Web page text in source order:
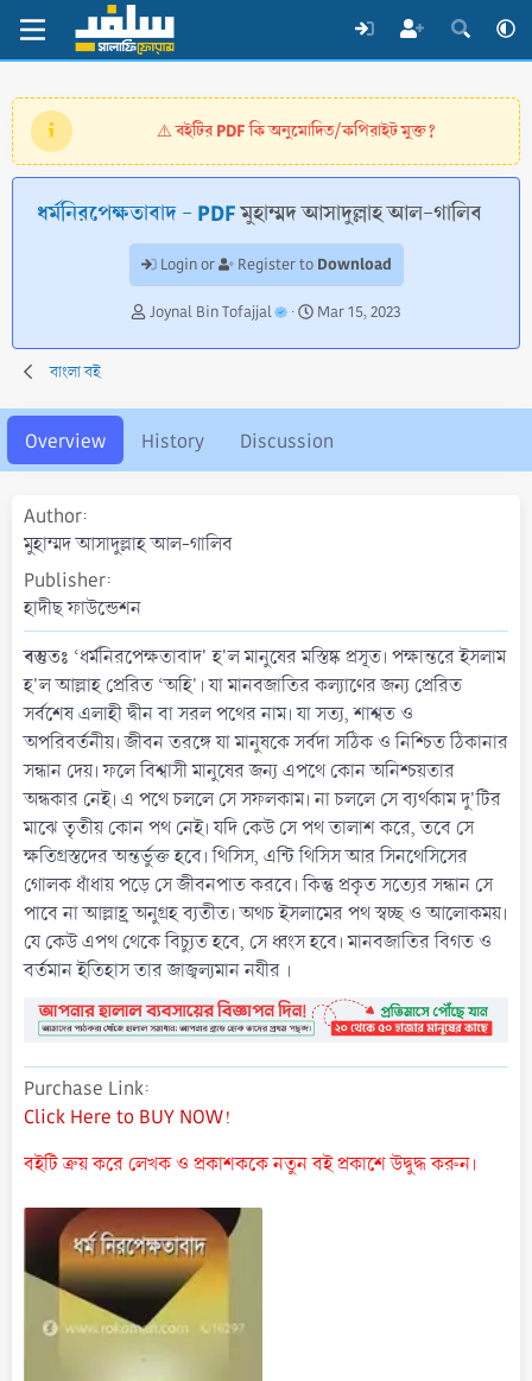
⚠️বইটির PDF কি অনুমোদিত/কপিরাইট মুক্ত?
ধর্মনিরপেক্ষতাবাদ - PDFমুহাম্মদ আসাদুল্লাহ আল-গালিব
Login or Register to Download
A
t
Joynal Bin Tofajjal
C
e
o
n
Mar 15, 2023
বাংলা বই
Overview History Discussion
Author
মুহাম্মদ আসাদুল্লাহ আল-গালিব
Publisher
হাদীছ ফাউন্ডেশন
বস্তুতঃ ‘ধর্মনিরপেক্ষতাবাদ' হ'ল মানুষের মস্তিষ্ক প্রসূত। পক্ষান্তরে ইসলাম
হ'ল আল্লাহ প্রেরিত ‘অহি'। যা মানবজাতির কল্যাণের জন্য প্রেরিত
সর্বশেষ এলাহী দ্বীন বা সরল পথের নাম। যা সত্য, শাশ্বত ও
অপরিবর্তনীয়। জীবন তরঙ্গে যা মানুষকে সর্বদা সঠিক ও নিশ্চিত ঠিকানার
সন্ধান দেয়। ফলে বিশ্বাসী মানুষের জন্য এপথে কোন অনিশ্চয়তার
অন্ধকার নেই। এ পথে চললে সে সফলকাম। না চললে সে ব্যর্থকাম দু'টির
মাঝে তৃতীয় কোন পথ নেই। যদি কেউ সে পথ তালাশ করে, তবে সে
ক্ষতিগ্রস্তদের অন্তর্ভুক্ত হবে। থিসিস, এন্টি থিসিস আর সিনথেসিসের
গোলক ধাঁধায় পড়ে সে জীবনপাত করবে। কিন্তু প্রকৃত সত্যের সন্ধান সে
পাবে না আল্লাহ্র অনুগ্রহ ব্যতীত। অথচ ইসলামের পথ স্বচ্ছ ও আলোকময়।
যে কেউ এপথ থেকে বিচ্যুত হবে, সে ধ্বংস হবে। মানবজাতির বিগত ও
বর্তমান ইতিহাস তার জাজ্বল্যমান নযীর ।
Purchase Link
Click Here to BUY NOW!
বইটি ক্রয় করে লেখক ও প্রকাশককে নতুন বই প্রকাশে উদ্বুদ্ধ করুন।